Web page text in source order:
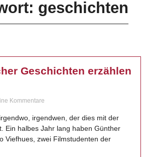
geschichten
Geschichten erzählen
Kommentare
irgendwen, der dies mit der
Ein halbes Jahr lang haben Günther
Viefhues, zwei Filmstudenten der